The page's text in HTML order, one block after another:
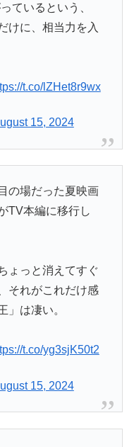
ているという、
けに、相当力を入
t.co/lZHet8r9wx
15, 2024
の場だった夏映画
TV本編に移行し
ょっと消えてすぐ
それがこれだけ感
」は凄い。
t.co/yg3sjK50t2
15, 2024